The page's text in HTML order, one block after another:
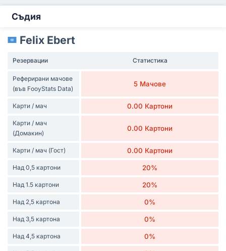
Съдия
Felix Ebert
Резервации Статистика
Реферирани мачове
(във FooyStats Data)
5 Мачове
Карти / мач 0.00 Картони
Карти / мач
(Домакин)
0.00 Картони
Карти / мач (Гост) 0.00 Картони
Над 0,5 картони 20%
Над 1.5 картони 20%
Над 2,5 картона 0%
Над 3,5 картона 0%
Над 4,5 картона 0%